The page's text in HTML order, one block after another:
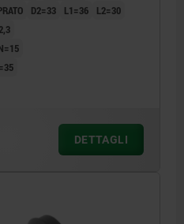
D2=33 L1=36
L2=30
DETTAGLI